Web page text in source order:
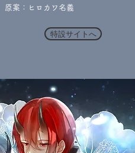
​​原案：ヒロカワ名義
特設サイトへ